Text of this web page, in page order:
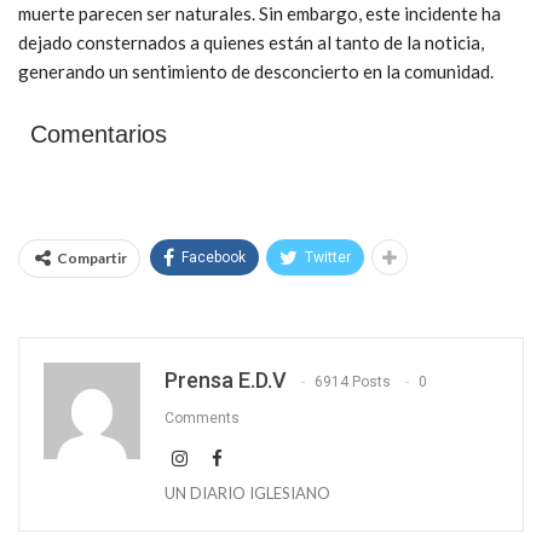
muerte parecen ser naturales. Sin embargo, este incidente ha
dejado consternados a quienes están al tanto de la noticia,
generando un sentimiento de desconcierto en la comunidad.
Comentarios
Compartir Facebook Twitter
Prensa E.D.V 6914 Posts 0
Comments
UN DIARIO IGLESIANO